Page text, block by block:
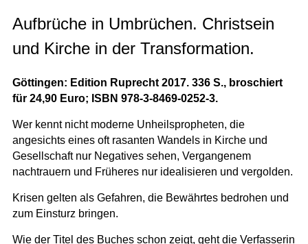
Aufbrüche in Umbrüchen. Christsein
und Kirche in der Transformation.
Göttingen: Edition Ruprecht 2017. 336 S., broschiert
für 24,90 Euro; ISBN 978-3-8469-0252-3.
Wer kennt nicht moderne Unheilspropheten, die
angesichts eines oft rasanten Wandels in Kirche und
Gesellschaft nur Negatives sehen, Vergangenem
nachtrauern und Früheres nur idealisieren und vergolden.
Krisen gelten als Gefahren, die Bewährtes bedrohen und
zum Einsturz bringen.
Wie der Titel des Buches schon zeigt, geht die Verfasserin